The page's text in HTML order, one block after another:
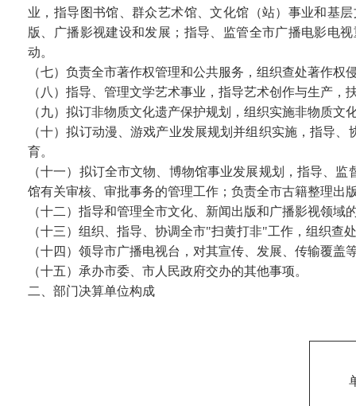
业，指导图书馆、群众艺术馆、文化馆（站）事业和基
版、广播影视建设和发展；指导、监管全市广播电影电
动。
（七）负责全市著作权管理和公共服务，组织查处著作权
（八）指导、管理文学艺术事业，指导艺术创作与生产
（九）拟订非物质文化遗产保护规划，组织实施非物质
（十）拟订动漫、游戏产业发展规划并组织实施，指导
育。
（十一）拟订全市文物、博物馆事业发展规划，指导、
馆有关审核、审批事务的管理工作；负责全市古籍整理出
（十二）指导和管理全市文化、新闻出版和广播影视领域
（十三）组织、指导、协调全市"扫黄打非"工作，组织
（十四）领导市广播电视台，对其宣传、发展、传输覆盖
（十五）承办市委、市人民政府交办的其他事项。
二、部门决算单位构成